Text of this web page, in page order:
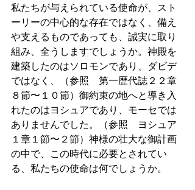
私たちが与えられている使命が、スト
ーリーの中心的な存在ではなく、備え
や支えるものであっても、誠実に取り
組み、全うしますでしょうか。神殿を
建築したのはソロモンであり、ダビデ
ではなく、（参照　第一歴代誌２２章
８節〜１０節）御約束の地へと導き入
れたのはヨシュアであり、モーセでは
ありませんでした。（参照　ヨシュア
１章１節〜２節）神様の壮大な御計画
の中で、この時代に必要とされてい
る、私たちの使命は何でしょうか。